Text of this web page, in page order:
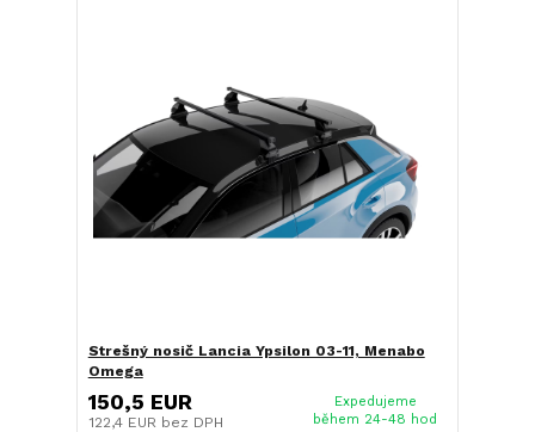
Strešný nosič Lancia Ypsilon 03-11, Menabo
Omega
150,5 EUR
122,4 EUR bez DPH
Expedujeme
během 24-48 hod